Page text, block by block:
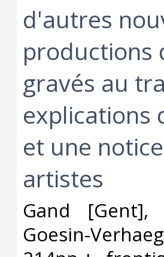
d'autres
productions
gravés au
explications
et une
artistes‎
‎Gand [Gent],
Goesin-